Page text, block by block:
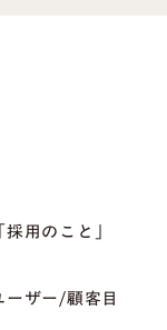
用のこと」
ザー/顧客目